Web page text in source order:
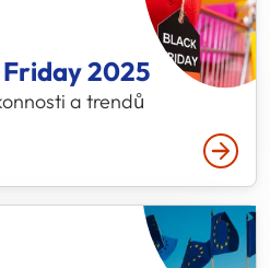
2025
a trendů